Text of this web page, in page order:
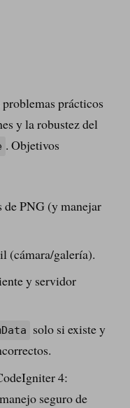
prácticos
y la robustez del
. Objetivos
de PNG (y manejar
(cámara/galería).
y servidor
solo si existe y
4:
seguro de